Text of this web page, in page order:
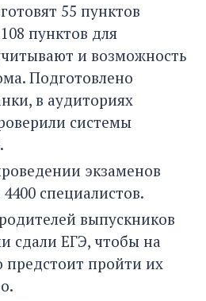
55 пунктов
пунктов для
и возможность
Подготовлено
в аудиториях
системы
экзаменов
специалистов.
выпускников
сдали ЕГЭ, чтобы на
предстоит пройти их